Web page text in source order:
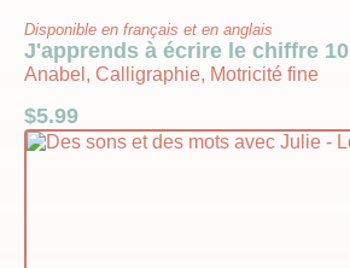
Disponible en français et en anglais
J'apprends à écrire le chiffre 10
Anabel, Calligraphie, Motricité fine
$5.99